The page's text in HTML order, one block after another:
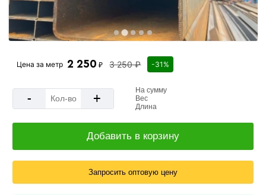
Цена за метр 2 250 ₽ 3 250 ₽ -31%
- +
На сумму
Вес
Длина
Добавить в корзину
Запросить оптовую цену